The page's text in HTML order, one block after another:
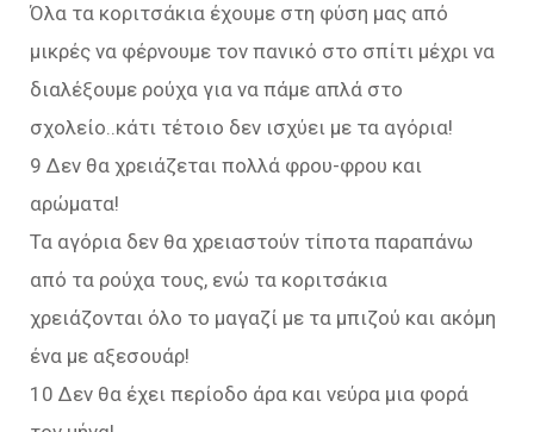
Όλα τα κοριτσάκια έχουμε στη φύση μας από
μικρές να φέρνουμε τον πανικό στο σπίτι μέχρι να
διαλέξουμε ρούχα για να πάμε απλά στο
σχολείο..κάτι τέτοιο δεν ισχύει με τα αγόρια!
9 Δεν θα χρειάζεται πολλά φρου-φρου και
αρώματα!
Τα αγόρια δεν θα χρειαστούν τίποτα παραπάνω
από τα ρούχα τους, ενώ τα κοριτσάκια
χρειάζονται όλο το μαγαζί με τα μπιζού και ακόμη
ένα με αξεσουάρ!
10 Δεν θα έχει περίοδο άρα και νεύρα μια φορά